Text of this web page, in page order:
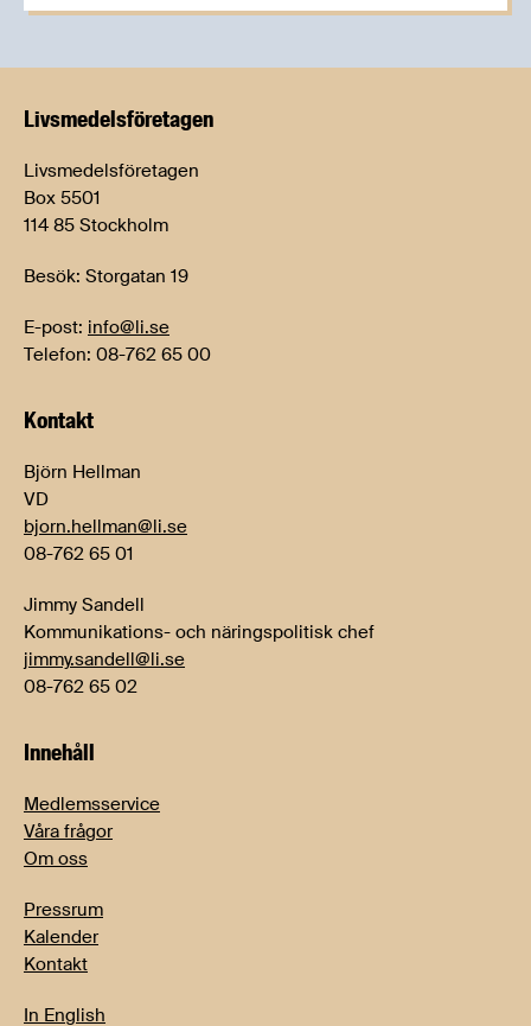
Livsmedels­företagen
Livsmedelsföretagen
Box 5501
114 85 Stockholm
Besök: Storgatan 19
E-post: info@li.se
Telefon: 08-762 65 00
Kontakt
Björn Hellman
VD
bjorn.hellman@li.se
08-762 65 01
Jimmy Sandell
Kommunikations- och näringspolitisk chef
jimmy.sandell@li.se
08-762 65 02
Innehåll
Medlemsservice
Våra frågor
Om oss
Pressrum
Kalender
Kontakt
In English